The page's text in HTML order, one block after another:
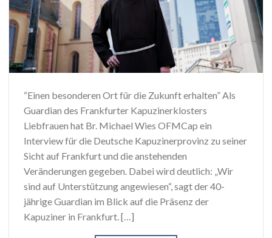
“Einen besonderen Ort für die Zukunft erhalten” Als
Guardian des Frankfurter Kapuzinerklosters
Liebfrauen hat Br. Michael Wies OFMCap ein
Interview für die Deutsche Kapuzinerprovinz zu seiner
Sicht auf Frankfurt und die anstehenden
Veränderungen gegeben. Dabei wird deutlich: „Wir
sind auf Unterstützung angewiesen“, sagt der 40-
jährige Guardian im Blick auf die Präsenz der
Kapuziner in Frankfurt. […]